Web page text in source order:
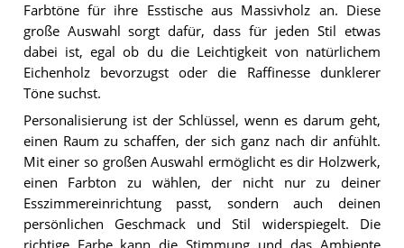
Farbtöne für ihre Esstische aus Massivholz an. Diese
große Auswahl sorgt dafür, dass für jeden Stil etwas
dabei ist, egal ob du die Leichtigkeit von natürlichem
Eichenholz bevorzugst oder die Raffinesse dunklerer
Töne suchst.
Personalisierung ist der Schlüssel, wenn es darum geht,
einen Raum zu schaffen, der sich ganz nach dir anfühlt.
Mit einer so großen Auswahl ermöglicht es dir Holzwerk,
einen Farbton zu wählen, der nicht nur zu deiner
Esszimmereinrichtung passt, sondern auch deinen
persönlichen Geschmack und Stil widerspiegelt. Die